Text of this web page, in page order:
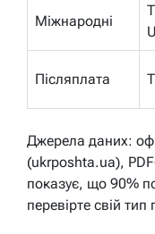
Міжнародні
Післяплата
Джерела даних:
(ukrposhta.ua),
показує, що 90%
перевірте свій